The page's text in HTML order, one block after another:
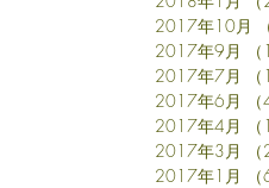
2017年10月
2017年9月
2017年7月
2017年6月
2017年4月
2017年3月
2017年1月